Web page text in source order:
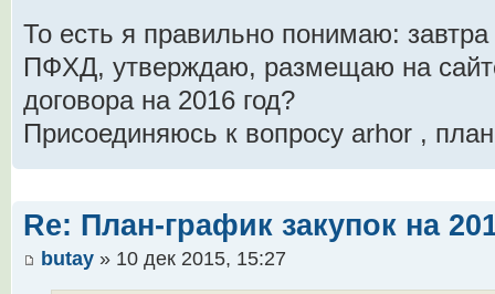
То есть я правильно понимаю:
ПФХД, утверждаю, размещаю на
договора на 2016 год?
Присоединяюсь к вопросу arhor ,
Re: План-график закупок на
butay » 10 дек 2015, 15:27